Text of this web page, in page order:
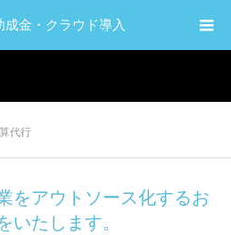
金・クラウド導入
代行
をアウトソース化するお
いたします。